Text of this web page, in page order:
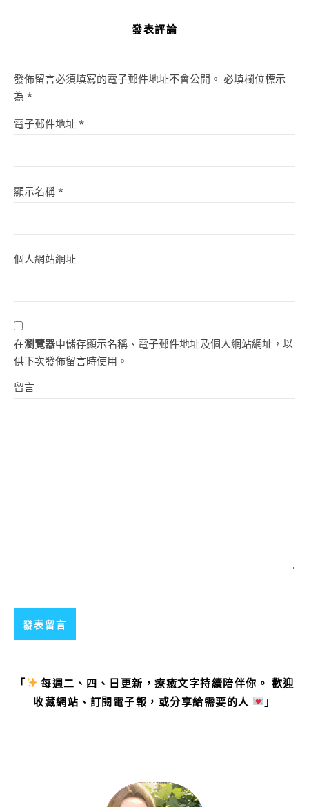
發表評論
發佈留言必須填寫的電子郵件地址不會公開。 必填欄位標示
為 *
電子郵件地址 *
顯示名稱 *
個人網站網址
在瀏覽器中儲存顯示名稱、電子郵件地址及個人網站網址，以
供下次發佈留言時使用。
留言
「
每週二、四、日更新，療癒文字持續陪伴你。 歡迎
收藏網站、訂閱電子報，或分享給需要的人
」